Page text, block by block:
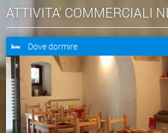
ATTIVITA' COMMERCIALI
Dove dormire